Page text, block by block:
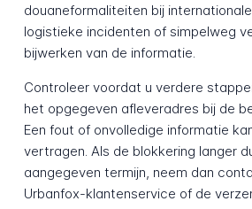
douaneformaliteiten bij internationale
logistieke incidenten of simpelweg
bijwerken van de informatie.
Controleer voordat u verdere
het opgegeven afleveradres bij de
Een fout of onvolledige informatie
vertragen. Als de blokkering langer
aangegeven termijn, neem dan
Urbanfox-klantenservice of de